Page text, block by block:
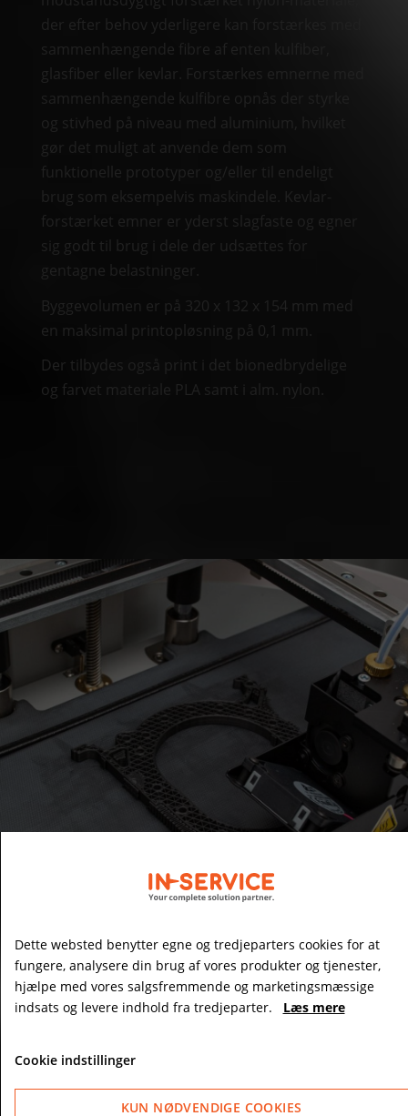
der efter behov yderligere kan forstærkes med
sammenhængende fibre af enten kulfiber,
glasfiber eller kevlar. Forstærkes emnerne med
sammenhængende kulfibre opnås der styrke
og stivhed på niveau med aluminium, hvilket
gør det muligt at anvende dem som
funktionelle prototyper og/eller til endeligt
brug som eksempelvis maskindele. Kevlar-
forstærket emner er yderst slagfaste og egner
sig godt til brug i dele der udsættes for
gentagne belastninger.
Byggevolumen er på 320 x 132 x 154 mm med
en maksimal printopløsning på 0,1 mm.
Der tilbydes også print i det bionedbrydelige
og farvet materiale PLA samt i alm. nylon.
Hør Karsten fortælle om 3D print
Dette websted benytter egne og tredjeparters cookies for at
fungere, analysere din brug af vores produkter og tjenester,
hjælpe med vores salgsfremmende og marketingsmæssige
indsats og levere indhold fra tredjeparter.
Læs mere
Cookie indstillinger
KUN NØDVENDIGE COOKIES